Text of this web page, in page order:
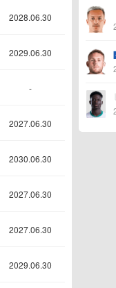
2028.06.30
2029.06.30
-
2027.06.30
2030.06.30
2027.06.30
2027.06.30
2029.06.30